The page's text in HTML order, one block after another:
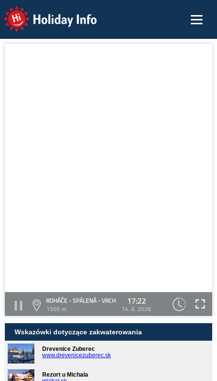
Holiday Info
ROHÁČE - SPÁLENÁ - VRCH
1505 m
17:22
14. 6. 2026
Wskazówki dotyczące zakwaterowania
Drevenice Zuberec
www.drevenicezuberec.sk
Rezort u Michala